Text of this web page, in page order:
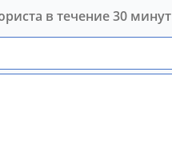
в течение 30 минут